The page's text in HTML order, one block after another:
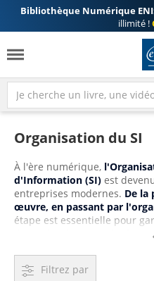
Bibliothèque Numérique
illimité !
Organisation du SI
À l'ère numérique,
d'Information (SI) est
entreprises modernes. De la
œuvre, en passant par
étape est essentielle pour
des technologies de
maximiser l'efficacité de
stratégiques, avec les livres
experts Editions ENI
Filtrez par